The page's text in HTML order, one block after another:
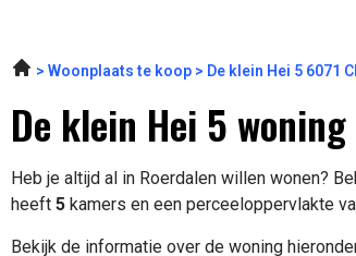
Woonplaats te koop De klein Hei 5 6071
De klein Hei 5
Heb je altijd al in Roerdalen willen wonen?
heeft 5 kamers en een perceeloppervlakte
Bekijk de informatie over de woning